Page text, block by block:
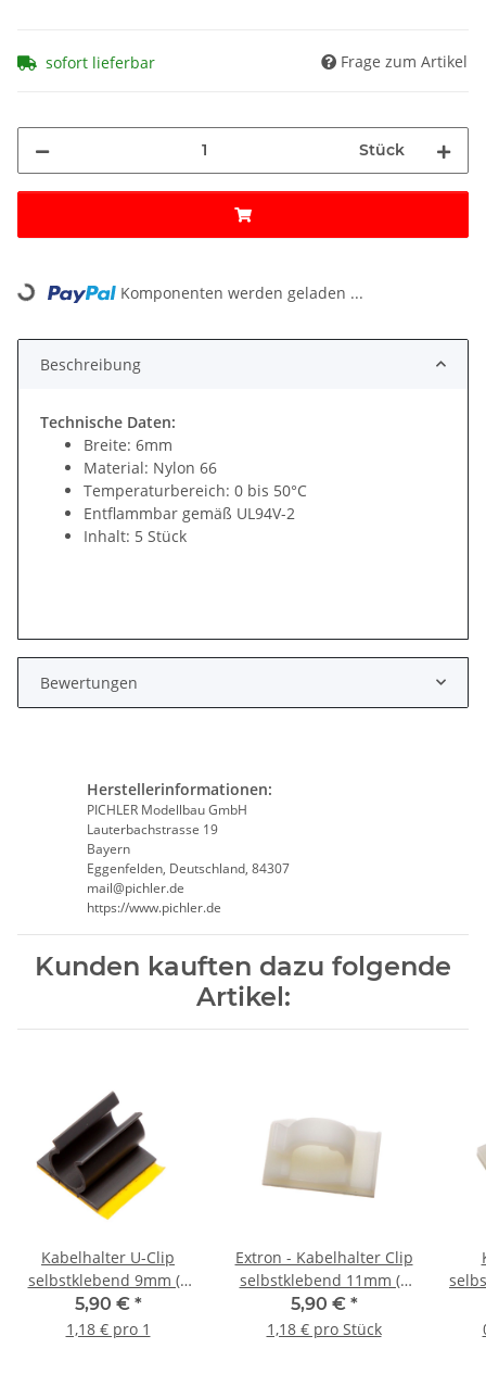
sofort lieferbar Frage zum Artikel
Stück
Loading... Komponenten werden geladen ...
Beschreibung
Technische Daten:
Breite: 6mm
Material: Nylon 66
Temperaturbereich: 0 bis 50°C
Entflammbar gemäß UL94V-2
Inhalt: 5 Stück
Bewertungen
Herstellerinformationen:
PICHLER Modellbau GmbH
Lauterbachstrasse 19
Bayern
Eggenfelden, Deutschland, 84307
mail@pichler.de
https://www.pichler.de
Kunden kauften dazu folgende
Artikel:
Kabelhalter U-Clip
selbstklebend 9mm (5
Stück)
5,90 € *
1,18 € pro 1
Extron - Kabelhalter Clip
selbstklebend 11mm (5
Stück)
5,90 € *
1,18 € pro Stück